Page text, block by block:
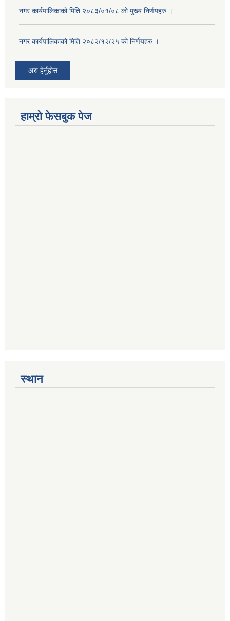
नगर कार्यपालिकाको मिति २०८३/०१/०८ को मुख्य निर्णयहरु ।
नगर कार्यपालिकाको मिति २०८२/१२/२५ को निर्णयहरु ।
अरु हेर्नुहोस
हाम्रो फेसबुक पेज
स्थान